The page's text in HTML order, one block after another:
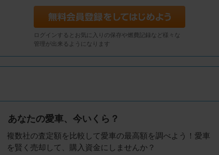
ログインするとお気に入りの保存や燃費記録など様々な
管理が出来るようになります
あなたの愛車、今いくら？
複数社の査定額を比較して愛車の最高額を調べよう！愛車
を賢く売却して、購入資金にしませんか？